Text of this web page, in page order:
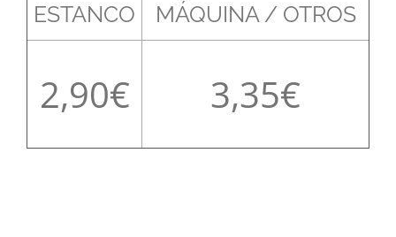
ESTANCO MÁQUINA / OTROS
2,90 3,35